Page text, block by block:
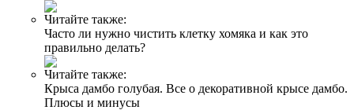
Читайте также:
Часто ли нужно чистить клетку хомяка и как это
правильно делать?
Читайте также:
Крыса дамбо голубая. Все о декоративной крысе дамбо.
Плюсы и минусы